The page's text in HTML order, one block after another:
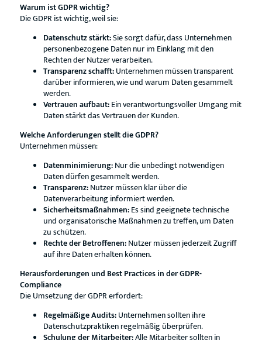
Warum ist GDPR wichtig?
Die GDPR ist wichtig, weil sie:
Datenschutz stärkt:Sie sorgt dafür, dass Unternehmen
personenbezogene Daten nur im Einklang mit den
Rechten der Nutzer verarbeiten.
Transparenz schafft:Unternehmen müssen transparent
darüber informieren, wie und warum Daten gesammelt
werden.
Vertrauen aufbaut:Ein verantwortungsvoller Umgang mit
Daten stärkt das Vertrauen der Kunden.
Welche Anforderungen stellt die GDPR?
Unternehmen müssen:
Datenminimierung:Nur die unbedingt notwendigen
Daten dürfen gesammelt werden.
Transparenz:Nutzer müssen klar über die
Datenverarbeitung informiert werden.
Sicherheitsmaßnahmen:Es sind geeignete technische
und organisatorische Maßnahmen zu treffen, um Daten
zu schützen.
Rechte der Betroffenen:Nutzer müssen jederzeit Zugriff
auf ihre Daten erhalten können.
Herausforderungen und Best Practices in der GDPR-
Compliance
Die Umsetzung der GDPR erfordert:
Regelmäßige Audits:Unternehmen sollten ihre
Datenschutzpraktiken regelmäßig überprüfen.